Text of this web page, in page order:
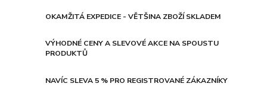
OKAMŽITÁ EXPEDICE - VĚTŠINA ZBOŽÍ SKLADEM
VÝHODNÉ CENY A SLEVOVÉ AKCE NA SPOUSTU
PRODUKTŮ
NAVÍC SLEVA 5 % PRO REGISTROVANÉ ZÁKAZNÍKY